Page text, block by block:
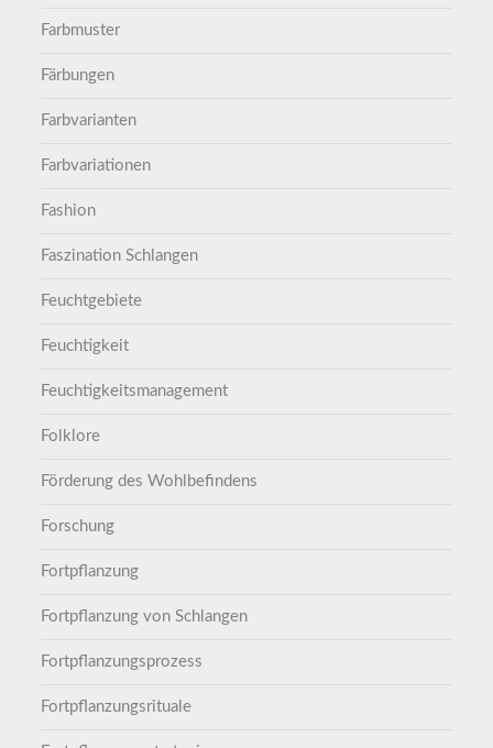
Farbmuster
Färbungen
Farbvarianten
Farbvariationen
Fashion
Faszination Schlangen
Feuchtgebiete
Feuchtigkeit
Feuchtigkeitsmanagement
Folklore
Förderung des Wohlbefindens
Forschung
Fortpflanzung
Fortpflanzung von Schlangen
Fortpflanzungsprozess
Fortpflanzungsrituale